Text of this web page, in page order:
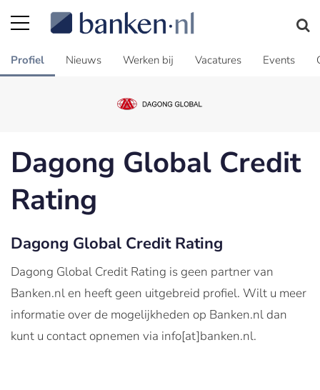
Profiel Nieuws Werken bij Vacatures Events
Dagong Global Credit
Rating
Dagong Global Credit Rating
Dagong Global Credit Rating is geen partner van
Banken.nl en heeft geen uitgebreid profiel. Wilt u meer
informatie over de mogelijkheden op Banken.nl dan
kunt u contact opnemen via info[at]banken.nl.